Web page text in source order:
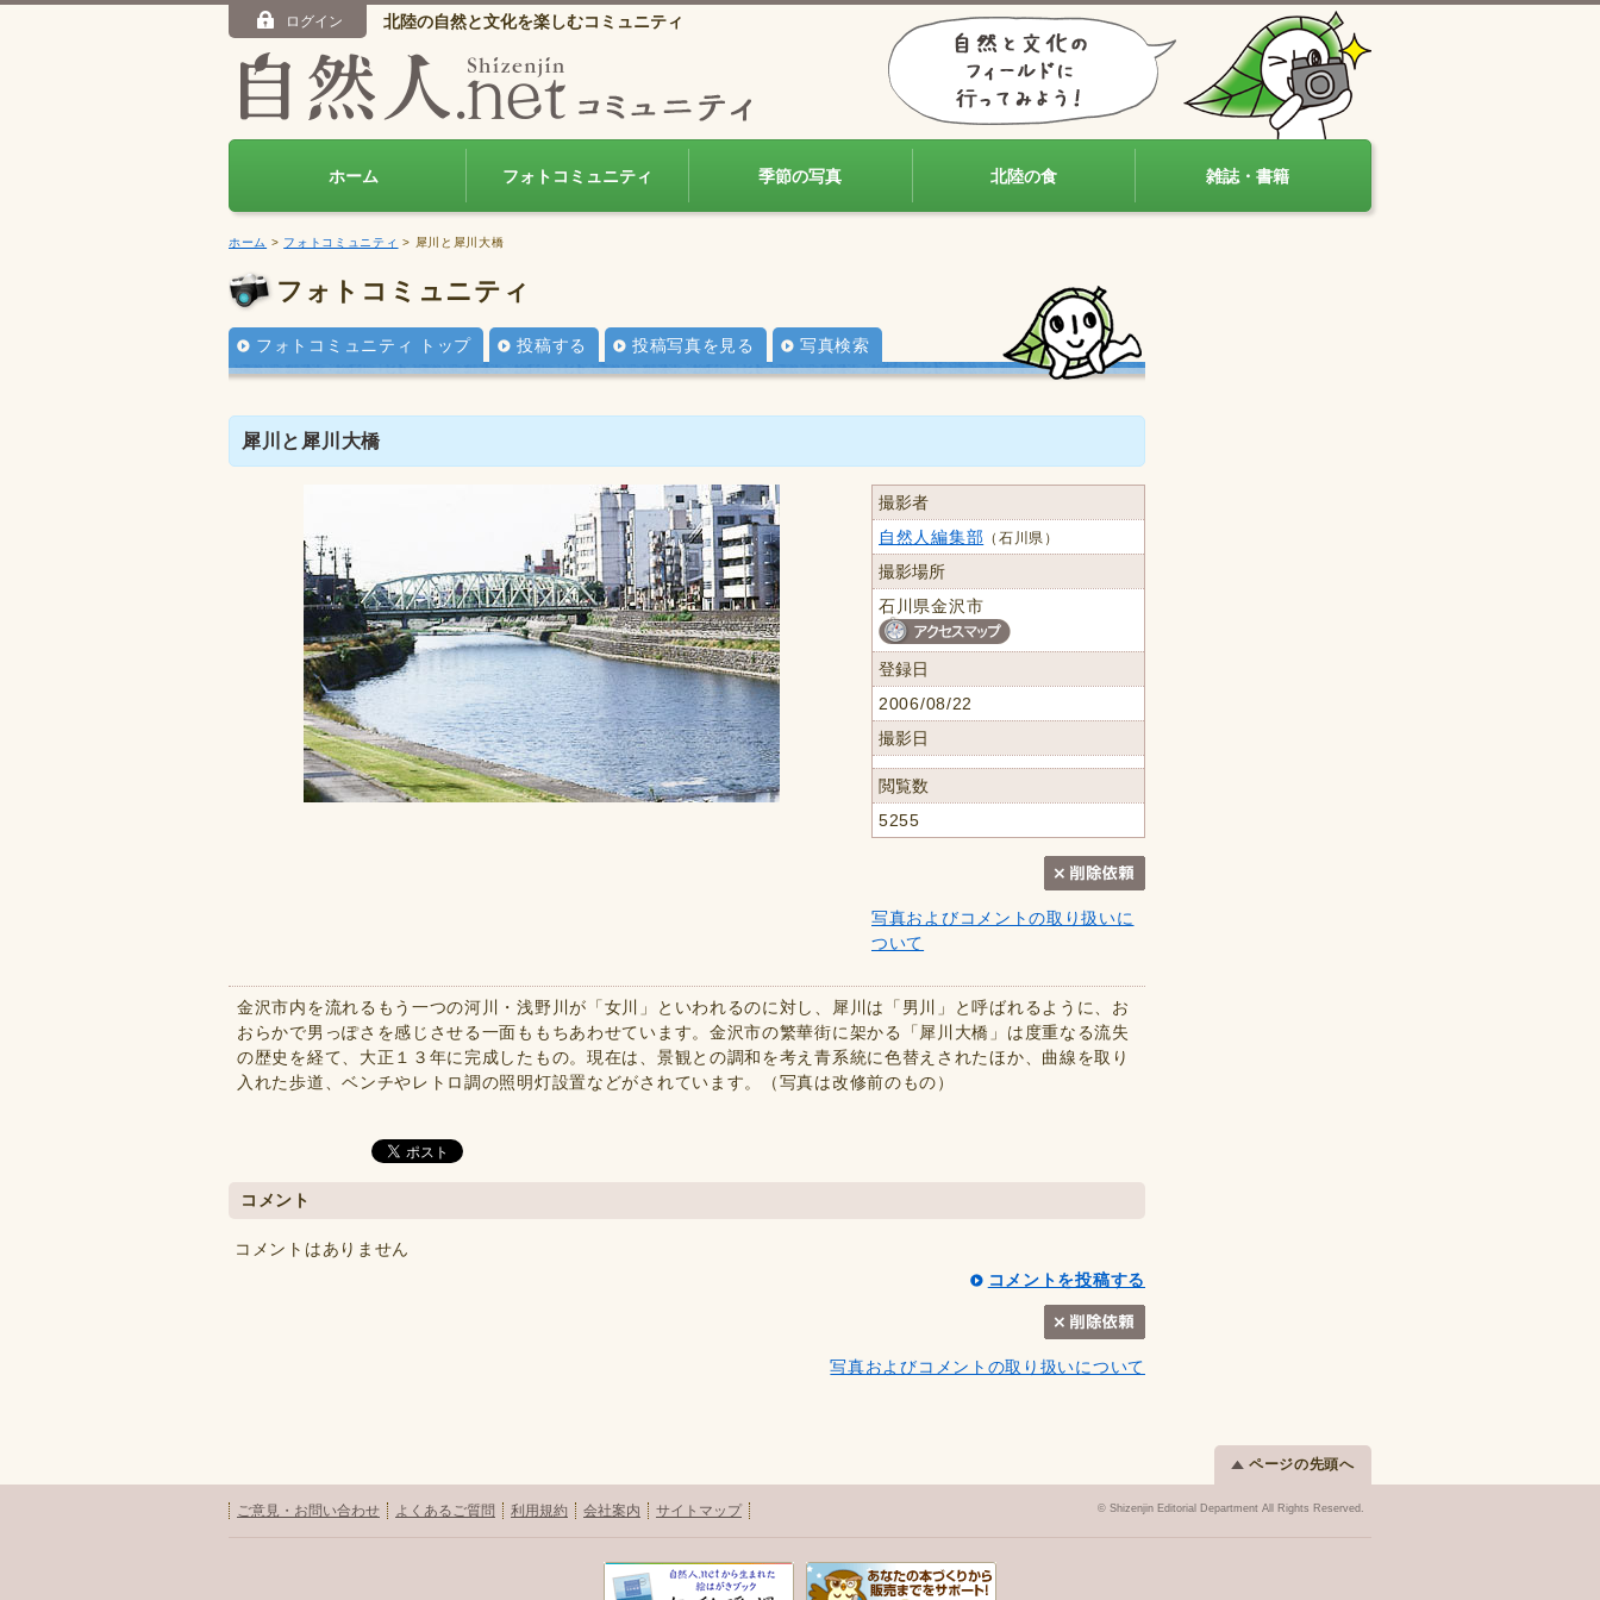
ログイン 北陸の自然と文化を楽しむコミュニティ
ホーム フォトコミュニティ 季節の写真 北陸の食 雑誌・書籍
ホーム > フォトコミュニティ > 犀川と犀川大橋
フォトコミュニティ
フォトコミュニティ トップ 投稿する 投稿写真を見る 写真検索
犀川と犀川大橋
撮影者
自然人編集部 （石川県）
撮影場所
石川県金沢市
登録日
2006/08/22
撮影日
閲覧数
5255
写真およびコメントの取り扱いに
ついて
金沢市内を流れるもう一つの河川・浅野川が「女川」といわれるのに対し、犀川は「男川」と呼ばれるように、お
おらかで男っぽさを感じさせる一面ももちあわせています。金沢市の繁華街に架かる「犀川大橋」は度重なる流失
の歴史を経て、大正１３年に完成したもの。現在は、景観との調和を考え青系統に色替えされたほか、曲線を取り
入れた歩道、ベンチやレトロ調の照明灯設置などがされています。（写真は改修前のもの）
コメント
コメントはありません
コメントを投稿する
写真およびコメントの取り扱いについて
ページの先頭へ
ご意見・お問い合わせ よくあるご質問 利用規約 会社案内 サイトマップ © Shizenjin Editorial Department All Rights Reserved.